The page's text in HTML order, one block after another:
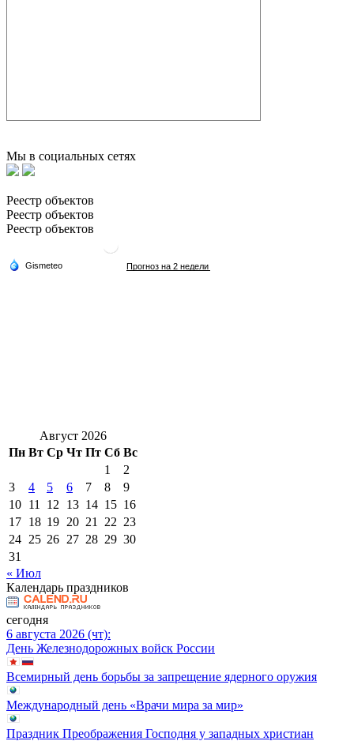
Мы в социальных сетях
Реестр объектов
Реестр объектов
Реестр объектов
Август 2026
Пн Вт Ср Чт Пт Сб Вс
1
2
3
4 5 6 7 8
9
10 11 12 13 14 15 16
17 18 19 20 21 22 23
24 25 26 27 28 29 30
31
« Июл
Календарь праздников
сегодня
6 августа 2026 (чт):
День Железнодорожных войск России
Всемирный день борьбы за запрещение ядерного оружия
Международный день «Врачи мира за мир»
Праздник Преображения Господня у западных христиан